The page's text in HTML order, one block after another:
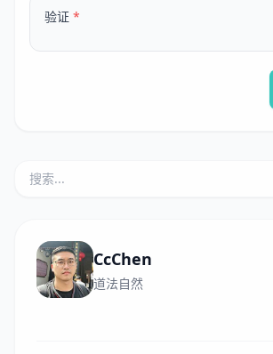
验证 *
CcChen
道法自然